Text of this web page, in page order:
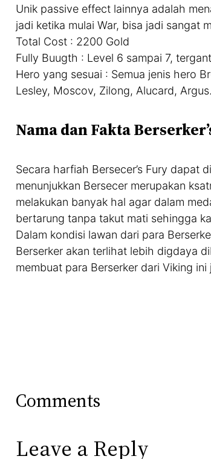
Unik passive effect lainnya adalah
jadi ketika mulai War, bisa jadi sangat
Total Cost : 2200 Gold
Fully Buugth : Level 6 sampai 7,
Hero yang sesuai : Semua jenis hero
Lesley, Moscov, Zilong, Alucard, Argus.
Nama dan Fakta
Secara harfiah Bersecer’s Fury dapat
menunjukkan Bersecer merupakan
melakukan banyak hal agar dalam
bertarung tanpa takut mati sehingga
Dalam kondisi lawan dari para
Berserker akan terlihat lebih digdaya
membuat para Berserker dari Viking
Comments
Leave a Reply